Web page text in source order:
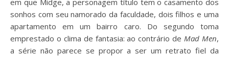
em que Midge, a personagem título tem o casamento dos
sonhos com seu namorado da faculdade, dois filhos e uma
apartamento em um bairro caro. Do segundo toma
emprestado o clima de fantasia: ao contrário deMad Men,
a série não parece se propor a ser um retrato fiel da